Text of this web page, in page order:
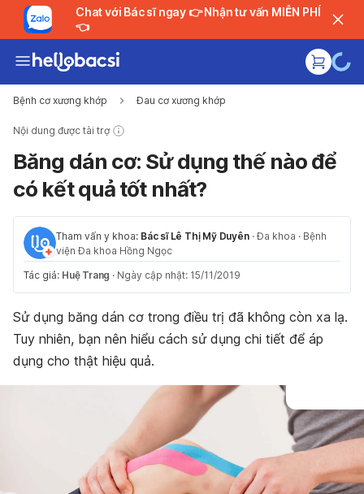
Chat với Bác sĩ ngay 👉 Nhận tư vấn MIỄN PHÍ
👈
Bệnh cơ xương khớp Đau cơ xương khớp
Nội dung được tài trợ
Băng dán cơ: Sử dụng thế nào để
có kết quả tốt nhất?
Tham vấn y khoa: Bác sĩ Lê Thị Mỹ Duyên ·Đa khoa · Bệnh
viện Đa khoa Hồng Ngọc
Tác giả: Huệ Trang · Ngày cập nhật: 15/11/2019
Sử dụng băng dán cơ trong điều trị đã không còn xa lạ.
Tuy nhiên, bạn nên hiểu cách sử dụng chi tiết để áp
dụng cho thật hiệu quả.